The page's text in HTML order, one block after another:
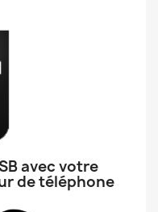
avec votre
de téléphone